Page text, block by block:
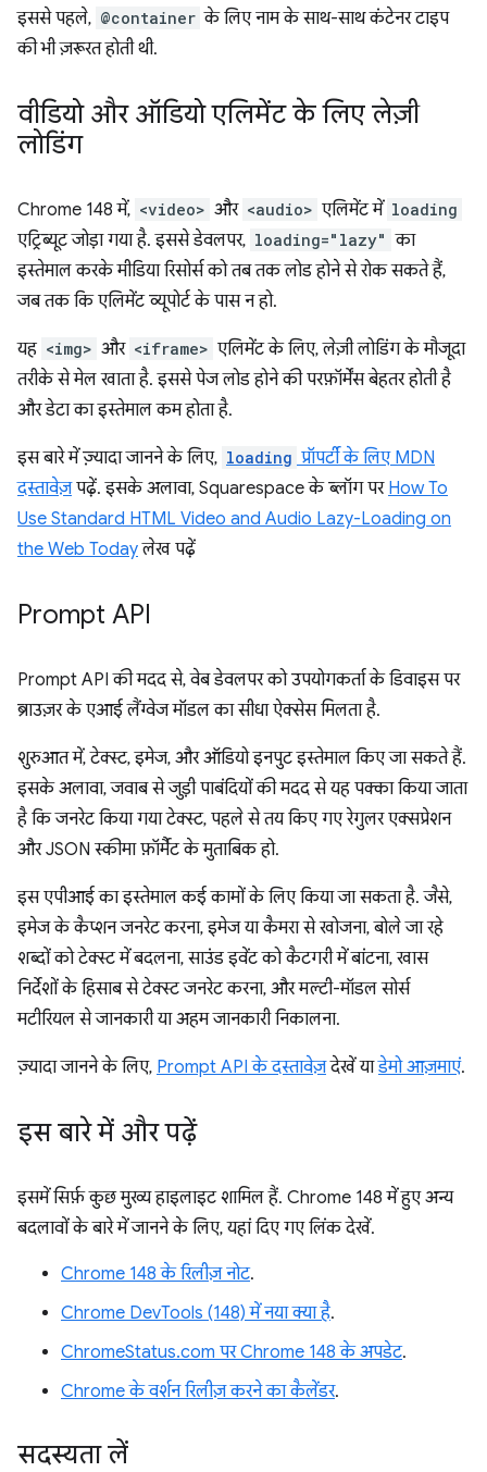
इससे पहले, @container के लिए नाम के साथ-साथ कंटेनर टाइप
की भी ज़रूरत होती थी.
वीडियो और ऑडियो एलिमेंट के लिए लेज़ी
लोडिंग
Chrome 148 में, <video> और <audio> एलिमेंट में loading
एट्रिब्यूट जोड़ा गया है. इससे डेवलपर, loading="lazy" का
इस्तेमाल करके मीडिया रिसोर्स को तब तक लोड होने से रोक सकते हैं,
जब तक कि एलिमेंट व्यूपोर्ट के पास न हो.
यह <img> और <iframe> एलिमेंट के लिए, लेज़ी लोडिंग के मौजूदा
तरीके से मेल खाता है. इससे पेज लोड होने की परफ़ॉर्मेंस बेहतर होती है
और डेटा का इस्तेमाल कम होता है.
इस बारे में ज़्यादा जानने के लिए, loading प्रॉपर्टी के लिए MDN
दस्तावेज़पढ़ें. इसके अलावा, Squarespace के ब्लॉग पर How To
Use Standard HTML Video and Audio Lazy-Loading on
the Web Todayलेख पढ़ें
Prompt API
Prompt API की मदद से, वेब डेवलपर को उपयोगकर्ता के डिवाइस पर
ब्राउज़र के एआई लैंग्वेज मॉडल का सीधा ऐक्सेस मिलता है.
शुरुआत में, टेक्स्ट, इमेज, और ऑडियो इनपुट इस्तेमाल किए जा सकते हैं.
इसके अलावा, जवाब से जुड़ी पाबंदियों की मदद से यह पक्का किया जाता
है कि जनरेट किया गया टेक्स्ट, पहले से तय किए गए रेगुलर एक्सप्रेशन
और JSON स्कीमा फ़ॉर्मैट के मुताबिक हो.
इस एपीआई का इस्तेमाल कई कामों के लिए किया जा सकता है. जैसे,
इमेज के कैप्शन जनरेट करना, इमेज या कैमरा से खोजना, बोले जा रहे
शब्दों को टेक्स्ट में बदलना, साउंड इवेंट को कैटगरी में बांटना, खास
निर्देशों के हिसाब से टेक्स्ट जनरेट करना, और मल्टी-मॉडल सोर्स
मटीरियल से जानकारी या अहम जानकारी निकालना.
ज़्यादा जानने के लिए, Prompt API के दस्तावेज़देखें याडेमो आज़माएं.
इस बारे में और पढ़ें
इसमें सिर्फ़ कुछ मुख्य हाइलाइट शामिल हैं. Chrome 148 में हुए अन्य
बदलावों के बारे में जानने के लिए, यहां दिए गए लिंक देखें.
Chrome 148 के रिलीज़ नोट.
Chrome DevTools (148) में नया क्या है.
ChromeStatus.com पर Chrome 148 के अपडेट.
Chrome के वर्शन रिलीज़ करने का कैलेंडर.
सदस्यता लें